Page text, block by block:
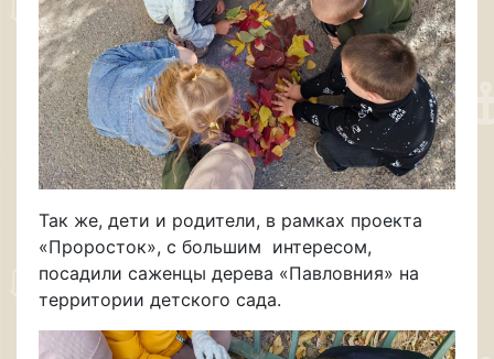
Так же, дети и родители, в рамках проекта
«Проросток», с большим интересом,
посадили саженцы дерева «Павловния» на
территории детского сада.